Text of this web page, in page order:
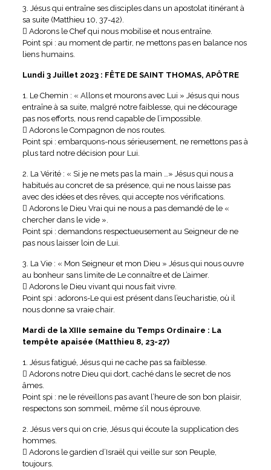
3. Jésus qui entraîne ses disciples dans un apostolat itinérant à
sa suite (Matthieu 10, 37-42).
 Adorons le Chef qui nous mobilise et nous entraîne.
Point spi : au moment de partir, ne mettons pas en balance nos
liens humains.
Lundi 3 Juillet 2023 : FÊTE DE SAINT THOMAS, APÔTRE
1. Le Chemin : « Allons et mourons avec Lui » Jésus qui nous
entraîne à sa suite, malgré notre faiblesse, qui ne décourage
pas nos efforts, nous rend capable de l’impossible.
 Adorons le Compagnon de nos routes.
Point spi : embarquons-nous sérieusement, ne remettons pas à
plus tard notre décision pour Lui.
2. La Vérité : « Si je ne mets pas la main …» Jésus qui nous a
habitués au concret de sa présence, qui ne nous laisse pas
avec des idées et des rêves, qui accepte nos vérifications.
 Adorons le Dieu Vrai qui ne nous a pas demandé de le «
chercher dans le vide ».
Point spi : demandons respectueusement au Seigneur de ne
pas nous laisser loin de Lui.
3. La Vie : « Mon Seigneur et mon Dieu » Jésus qui nous ouvre
au bonheur sans limite de Le connaître et de L’aimer.
 Adorons le Dieu vivant qui nous fait vivre.
Point spi : adorons-Le qui est présent dans l’eucharistie, où il
nous donne sa vraie chair.
Mardi de la XIIIe semaine du Temps Ordinaire : La
tempête apaisée (Matthieu 8, 23-27)
1. Jésus fatigué, Jésus qui ne cache pas sa faiblesse.
 Adorons notre Dieu qui dort, caché dans le secret de nos
âmes.
Point spi : ne le réveillons pas avant l’heure de son bon plaisir,
respectons son sommeil, même s’il nous éprouve.
2. Jésus vers qui on crie, Jésus qui écoute la supplication des
hommes.
 Adorons le gardien d’Israël qui veille sur son Peuple,
toujours.